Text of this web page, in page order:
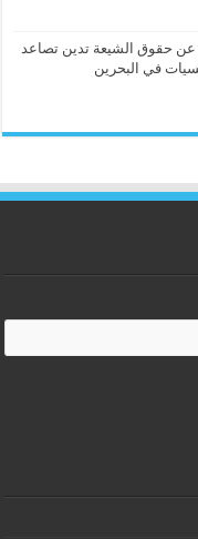
عن حقوق الشيعة تدين تصاعد
في البحرين